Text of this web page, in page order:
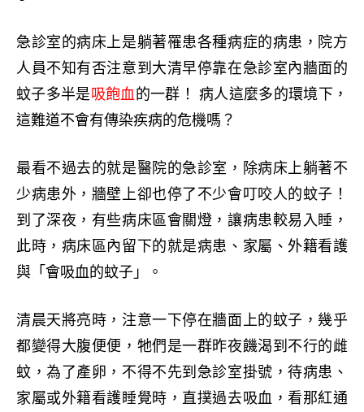
急診室的病床上是躺著罹患各種病症的病患，院方
人員不知有否注意到大清早停靠在急診室內牆面的
蚊子多半是吸飽血的一群！ 病人這麼多的環境下，
這難道不會有傳染疾病的危機嗎？
最看不過去的就是醫院的急診室，除病床上躺著不
少病患外，牆壁上卻也停了不少會叮咬人的蚊子！
到了深夜，有些病床區會關燈，讓病患較易入睡，
此時，病床區內留下的就是病患、家屬、外籍看護
與「會吸血的蚊子」。
清晨天將亮時，注意一下停在牆面上的蚊子，幾乎
都變得大腹便便，牠們是一群昨夜饑渴到不行的雌
蚊，為了產卵，不得不先到急診室掛號，待病患、
家屬或外籍看護睡覺時，直撲過去吸血，看那紅通